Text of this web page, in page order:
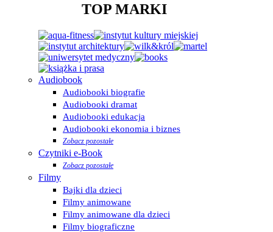
TOP MARKI
Audiobook
Audiobooki biografie
Audiobooki dramat
Audiobooki edukacja
Audiobooki ekonomia i biznes
Zobacz pozostałe
Czytniki e-Book
Zobacz pozostałe
Filmy
Bajki dla dzieci
Filmy animowane
Filmy animowane dla dzieci
Filmy biograficzne